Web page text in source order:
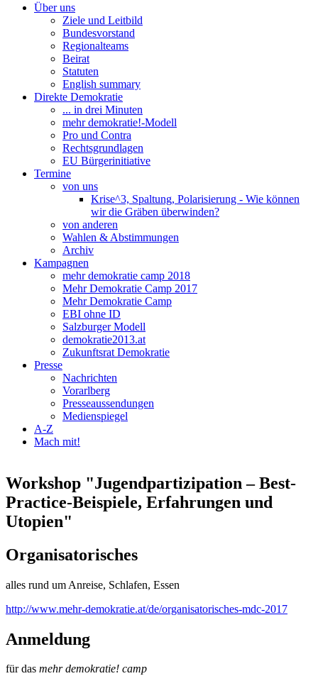
Über uns
Ziele und Leitbild
Bundesvorstand
Regionalteams
Beirat
Statuten
English summary
Direkte Demokratie
... in drei Minuten
mehr demokratie!-Modell
Pro und Contra
Rechtsgrundlagen
EU Bürgerinitiative
Termine
von uns
Krise^3, Spaltung, Polarisierung - Wie können
wir die Gräben überwinden?
von anderen
Wahlen & Abstimmungen
Archiv
Kampagnen
mehr demokratie camp 2018
Mehr Demokratie Camp 2017
Mehr Demokratie Camp
EBI ohne ID
Salzburger Modell
demokratie2013.at
Zukunftsrat Demokratie
Presse
Nachrichten
Vorarlberg
Presseaussendungen
Medienspiegel
A-Z
Mach mit!
Workshop "​Jugendpartizipation – Best-
Practice-Beispiele, Erfahrungen und
Utopien"
Organisatorisches
alles rund um Anreise, Schlafen, Essen
http://www.mehr-demokratie.at/de/organisatorisches-mdc-2017
Anmeldung
für das mehr demokratie! camp